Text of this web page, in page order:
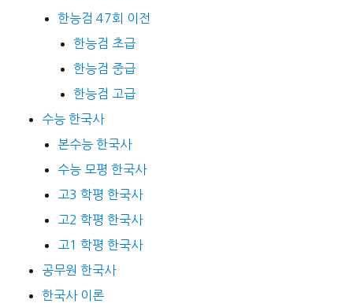
한능검 47회 이전
한능검 초급
한능검 중급
한능검 고급
수능 한국사
본수능 한국사
수능 모평 한국사
고3 학평 한국사
고2 학평 한국사
고1 학평 한국사
공무원 한국사
한국사 이론